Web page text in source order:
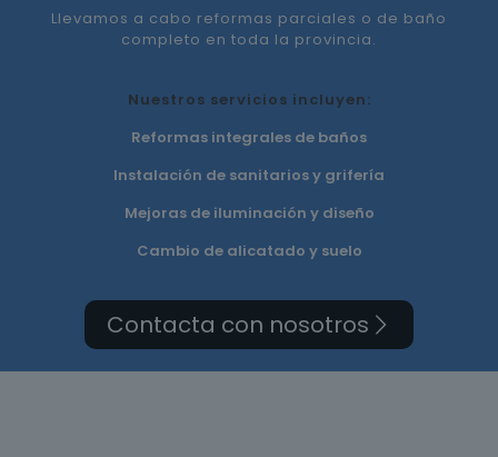
Llevamos a cabo reformas parciales o de baño
completo en toda la provincia.
Nuestros servicios incluyen:
Reformas integrales de baños
Instalación de sanitarios y grifería
Mejoras de iluminación y diseño
Cambio de alicatado y suelo
Contacta con nosotros